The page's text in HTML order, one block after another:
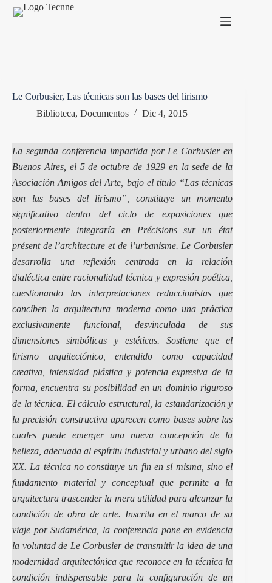
Le Corbusier, Las técnicas son las bases del lirismo
Biblioteca, Documentos Dic 4, 2015
La segunda conferencia impartida por Le Corbusier en
Buenos Aires, el 5 de octubre de 1929 en la sede de la
Asociación Amigos del Arte, bajo el título “Las técnicas
son las bases del lirismo”, constituye un momento
significativo dentro del ciclo de exposiciones que
posteriormente integraría en Précisions sur un état
présent de l’architecture et de l’urbanisme. Le Corbusier
desarrolla una reflexión centrada en la relación
dialéctica entre racionalidad técnica y expresión poética,
cuestionando las interpretaciones reduccionistas que
conciben la arquitectura moderna como una práctica
exclusivamente funcional, desvinculada de sus
dimensiones simbólicas y estéticas. Sostiene que el
lirismo arquitectónico, entendido como capacidad
creativa, intensidad plástica y potencia expresiva de la
forma, encuentra su posibilidad en un dominio riguroso
de la técnica. El cálculo estructural, la estandarización y
la precisión constructiva aparecen como bases sobre las
cuales puede emerger una nueva concepción de la
belleza, adecuada al espíritu industrial y urbano del siglo
XX. La técnica no constituye un fin en sí misma, sino el
fundamento material y conceptual que permite a la
arquitectura trascender la mera utilidad para alcanzar la
condición de obra de arte. Inscrita en el marco de su
viaje por Sudamérica, la conferencia pone en evidencia
la voluntad de Le Corbusier de transmitir la idea de una
modernidad arquitectónica que reconoce en la técnica la
condición indispensable para la configuración de un